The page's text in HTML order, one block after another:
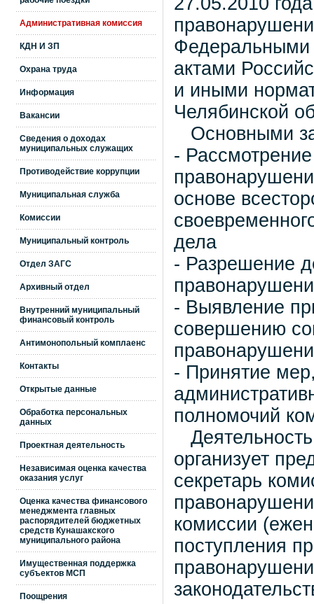
Административная комиссия
КДН И ЗП
Охрана труда
Информация
Вакансии
Сведения о доходах
муниципальных служащих
Противодействие коррупции
Муниципальная служба
Комиссии
Муниципальный контроль
Отдел ЗАГС
Архивный отдел
Внутренний муниципальный
финансовый контроль
Антимонопольный комплаенс
Контакты
Открытые данные
Обработка персональных
данных
Проектная деятельность
Независимая оценка качества
оказания услуг
Оценка качества финансового
менеджмента главных
распорядителей бюджетных
средств Кунашакского
муниципального района
Имущественная поддержка
субъектов МСП
Поощрения
Федеральными
актами
и иными
Челябинской
Основными
-
основе
дела
- Разрешение
- Выявление
совершению
- Принятие
полномочий
организует
секретарь
комиссии
поступления